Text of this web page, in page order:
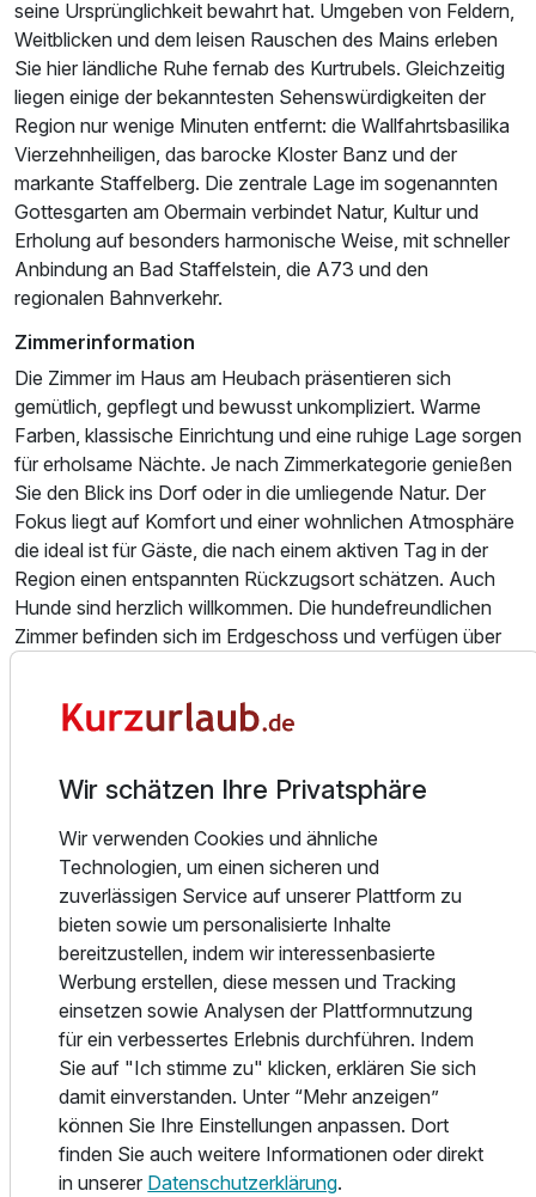
Ausstattung
Für 4 Tage p.P. ab297,25 €
Garten Chalet Doppelnutzung
2 Erwachsene und 1 Kind
Ausstattung
Für 4 Tage p.P. ab282,25 €
seine Ursprünglichkeit bewahrt hat. Umgeben von Feldern,
Weitblicken und dem leisen Rauschen des Mains erleben
Sie hier ländliche Ruhe fernab des Kurtrubels. Gleichzeitig
liegen einige der bekanntesten Sehenswürdigkeiten der
Region nur wenige Minuten entfernt: die Wallfahrtsbasilika
Vierzehnheiligen, das barocke Kloster Banz und der
markante Staffelberg. Die zentrale Lage im sogenannten
Gottesgarten am Obermain verbindet Natur, Kultur und
Erholung auf besonders harmonische Weise, mit schneller
Anbindung an Bad Staffelstein, die A73 und den
regionalen Bahnverkehr.
Zimmerinformation
Die Zimmer im Haus am Heubach präsentieren sich
gemütlich, gepflegt und bewusst unkompliziert. Warme
Farben, klassische Einrichtung und eine ruhige Lage sorgen
für erholsame Nächte. Je nach Zimmerkategorie genießen
Sie den Blick ins Dorf oder in die umliegende Natur. Der
Fokus liegt auf Komfort und einer wohnlichen Atmosphäre
die ideal ist für Gäste, die nach einem aktiven Tag in der
Region einen entspannten Rückzugsort schätzen. Auch
Hunde sind herzlich willkommen. Die hundefreundlichen
Zimmer befinden sich im Erdgeschoss und verfügen über
Ankommen, Abschalten und Wohlfühlen. Einzelzimmer auf
Essen und Trinken
Der Tag beginnt entspannt mit einem vielseitigen
Frühstück, das je nach Wunsch als Buffet, Etageren-
Service oder to go angeboten wird. Auf dem
Frühstückstisch stehen dabei regionale Spezialitäten im
Mittelpunkt: fränkische Wurst- und Schinkenspezialitäten,
frische Brötchen, Käse, Joghurt, Obst, Müsli und Säfte.
Ergänzt wird das Angebot durch frisch zubereitete
Eierspeisen sowie eine Auswahl an Kaffee- und
Teespezialitäten, die ganztägig inklusive sind. Tafelwasser
steht jederzeit zur Verfügung. Serviert wird das Frühstück
im lichtdurchfluteten Wintergarten, wo Sie mit Blick in den
großen Garten entspannt in den Tag starten. Auch Gäste
mit Hund sind hier willkommen um gemeinsam in einen Tag
Wir schätzen Ihre Privatsphäre
Wir verwenden Cookies und ähnliche
Technologien, um einen sicheren und
zuverlässigen Service auf unserer Plattform zu
bieten sowie um personalisierte Inhalte
bereitzustellen, indem wir interessenbasierte
Werbung erstellen, diese messen und Tracking
einsetzen sowie Analysen der Plattformnutzung
für ein verbessertes Erlebnis durchführen. Indem
Sie auf "Ich stimme zu" klicken, erklären Sie sich
damit einverstanden. Unter “Mehr anzeigen”
können Sie Ihre Einstellungen anpassen. Dort
finden Sie auch weitere Informationen oder direkt
in unserer Datenschutzerklärung.